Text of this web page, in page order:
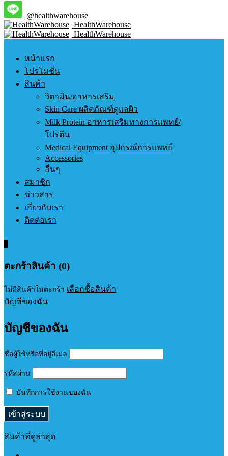
@healthwarehouse
HealthWarehouse
HealthWarehouse
หน้าแรก
โปรโมชั่น
สินค้า
วิตามิน/อาหารเสริม
Skin Care ผลิตภัณฑ์ดูแลผิว
Milk Protein อาหารเสริมทางการแพทย์/
โปรตีน
Medical Equipment อุปกรณ์การแพทย์
Accessories
อื่นๆ
สมาชิก
ข่าวสาร
เกี่ยวกับเรา
ติดต่อเรา
ตะกร้าสินค้า (0)
ไม่มีสินค้าในตะกร้า เลือกซื้อสินค้า
บัญชีของฉัน
บัญชีของฉัน
ชื่อผู้ใช้หรือที่อยู่อีเมล
รหัสผ่าน
บันทึกการใช้งานของฉัน
สินค้าที่ดูล่าสุด